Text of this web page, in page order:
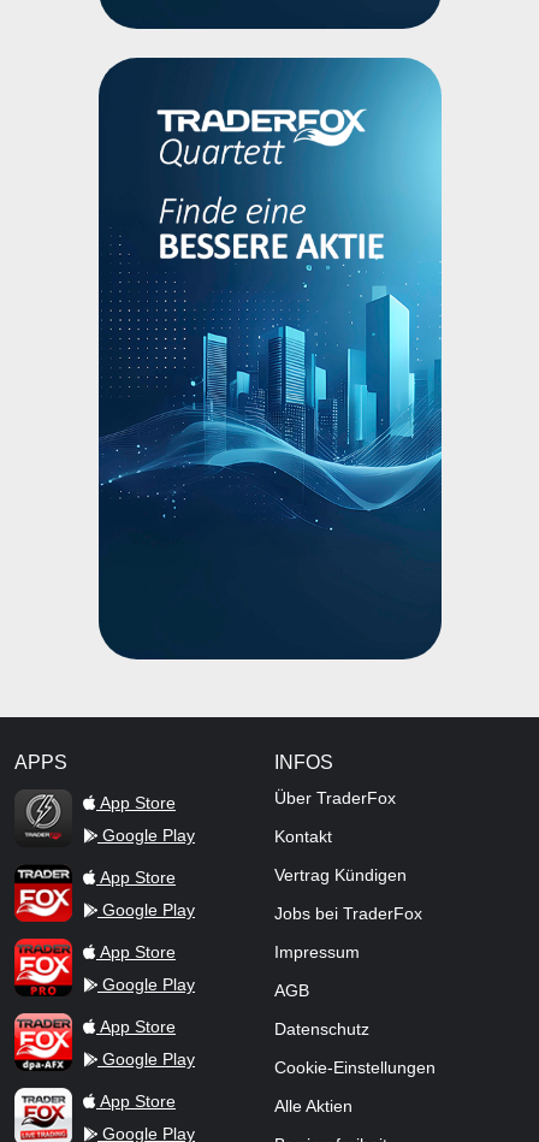
APPS
TraderFox Flash
App Store
Google Play
TraderFox AppApp Store
Google Play
TraderFox ProApp Store
Google Play
TraderFox dpa-AFX ProFeed
App Store
Google Play
TraderFox Live Trading
App Store
Google Play
INFOS
Über TraderFox
Kontakt
Vertrag Kündigen
Jobs bei TraderFox
Impressum
AGB
Datenschutz
Cookie-Einstellungen
Alle Aktien